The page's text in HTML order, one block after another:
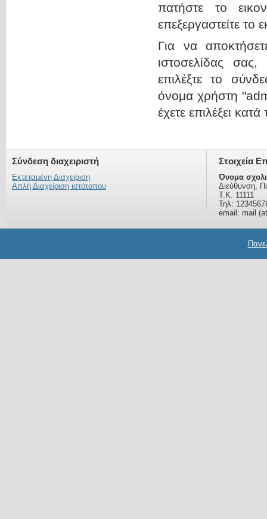
πατήστε το
επεξεργαστείτε το
Για να
ιστοσελίδας
επιλέξτε το
όνομα χρήστη
έχετε επιλέξει
Σύνδεση διαχειριστή
Εκτεταμένη Διαχείριση
Απλή Διαχείριση ιστότοπου
Στοιχεία
Όνομα
Διεύθυνση,
Τ.Κ. 11111
Τηλ:
email: mail